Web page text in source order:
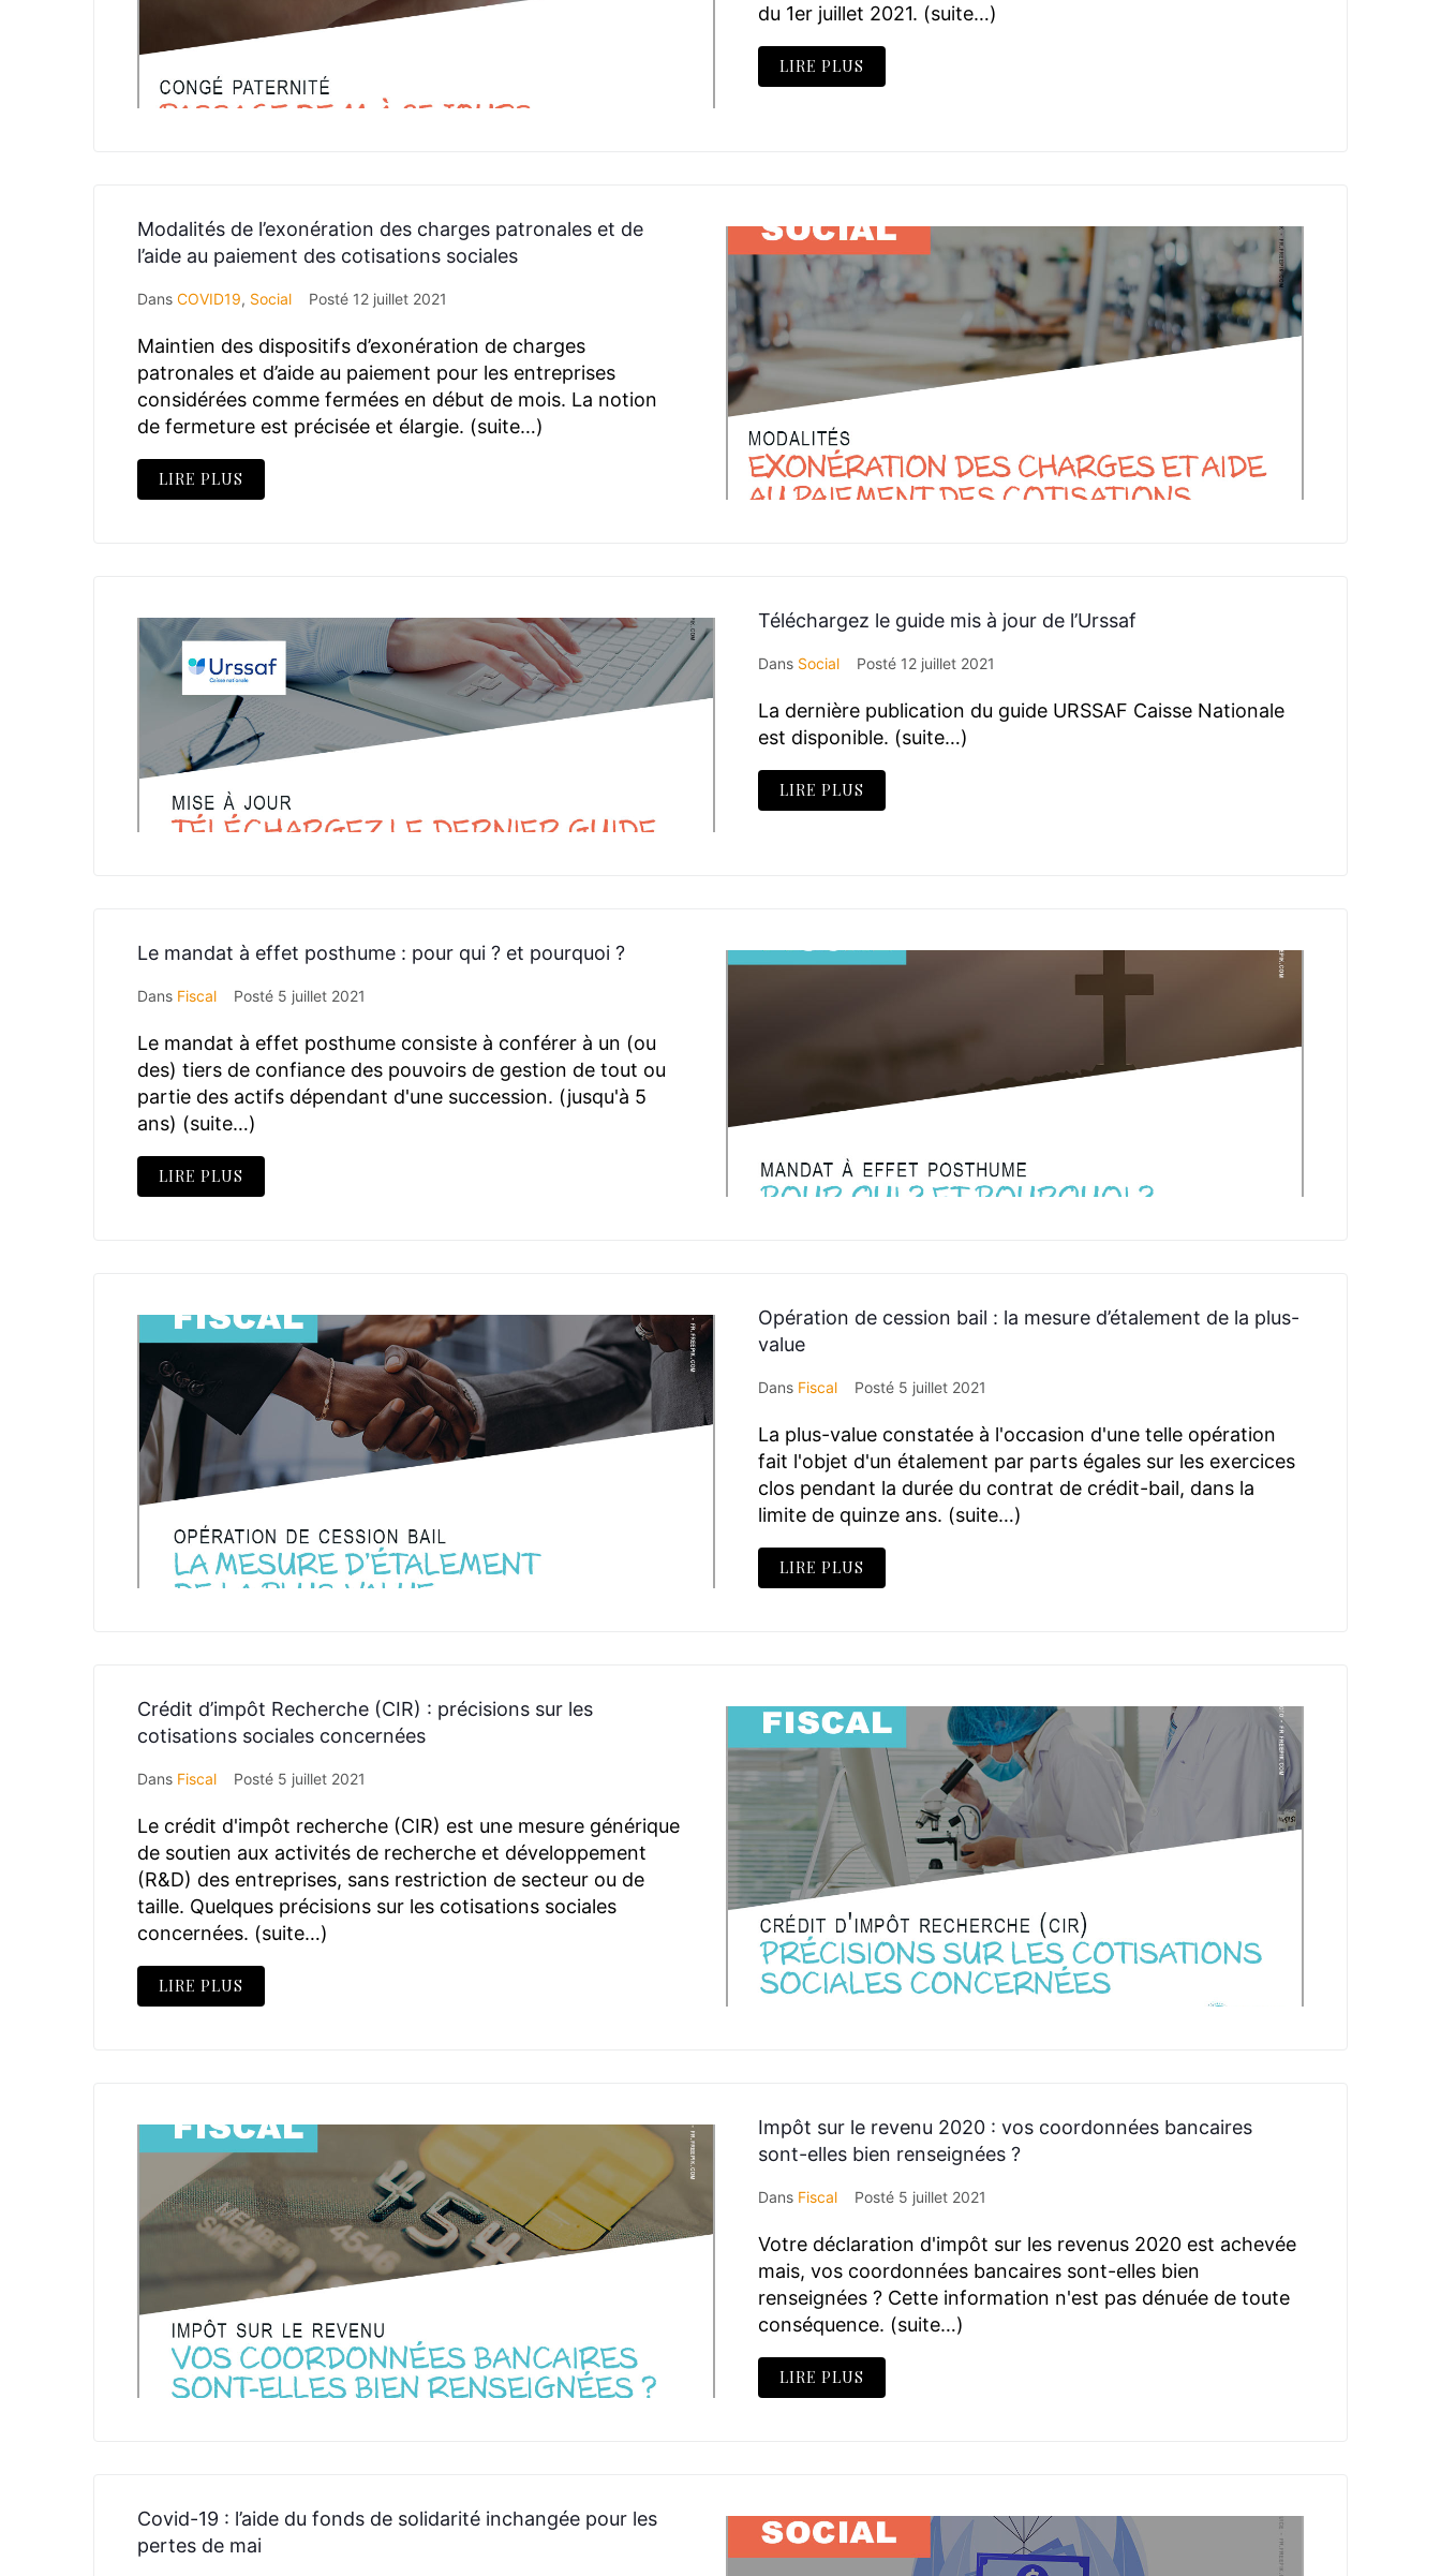
du 1er juillet 2021. (suite…)
LIRE PLUS
Modalités de l’exonération des charges patronales et de
l’aide au paiement des cotisations sociales
Dans COVID19, Social Posté 12 juillet 2021
Maintien des dispositifs d’exonération de charges
patronales et d’aide au paiement pour les entreprises
considérées comme fermées en début de mois. La notion
de fermeture est précisée et élargie. (suite…)
LIRE PLUS
Téléchargez le guide mis à jour de l’Urssaf
Dans Social Posté 12 juillet 2021
La dernière publication du guide URSSAF Caisse Nationale
est disponible. (suite…)
LIRE PLUS
Le mandat à effet posthume : pour qui ? et pourquoi ?
Dans Fiscal Posté 5 juillet 2021
Le mandat à effet posthume consiste à conférer à un (ou
des) tiers de confiance des pouvoirs de gestion de tout ou
partie des actifs dépendant d'une succession. (jusqu'à 5
ans) (suite…)
LIRE PLUS
Opération de cession bail : la mesure d’étalement de la plus-
value
Dans Fiscal Posté 5 juillet 2021
La plus-value constatée à l'occasion d'une telle opération
fait l'objet d'un étalement par parts égales sur les exercices
clos pendant la durée du contrat de crédit-bail, dans la
limite de quinze ans. (suite…)
LIRE PLUS
Crédit d’impôt Recherche (CIR) : précisions sur les
cotisations sociales concernées
Dans Fiscal Posté 5 juillet 2021
Le crédit d'impôt recherche (CIR) est une mesure générique
de soutien aux activités de recherche et développement
(R&D) des entreprises, sans restriction de secteur ou de
taille. Quelques précisions sur les cotisations sociales
concernées. (suite…)
LIRE PLUS
Impôt sur le revenu 2020 : vos coordonnées bancaires
sont-elles bien renseignées ?
Dans Fiscal Posté 5 juillet 2021
Votre déclaration d'impôt sur les revenus 2020 est achevée
mais, vos coordonnées bancaires sont-elles bien
renseignées ? Cette information n'est pas dénuée de toute
conséquence. (suite…)
LIRE PLUS
Covid-19 : l’aide du fonds de solidarité inchangée pour les
pertes de mai